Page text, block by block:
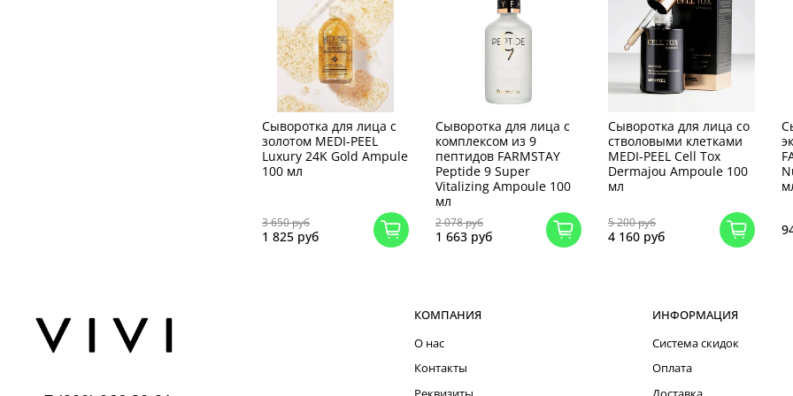
Сыворотка для лица с
золотом MEDI-PEEL
Luxury 24K Gold Ampule
100 мл
3 650 руб
1 825 руб
Сыворотка для лица с
комплексом из 9
пептидов FARMSTAY
Peptide 9 Super
Vitalizing Ampoule 100
мл
2 078 руб
1 663 руб
Сыворотка для лица со
стволовыми клетками
MEDI-PEEL Cell Tox
Dermajou Ampoule 100
мл
5 200 руб
4 160 руб
КОМПАНИЯ
О нас
Контакты
ИНФОРМАЦИЯ
Система скидок
Оплата